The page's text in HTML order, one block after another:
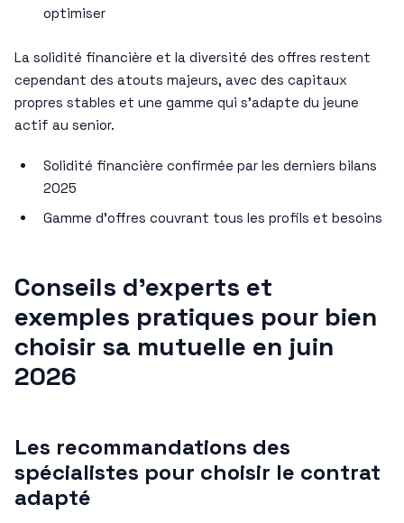
optimiser
La solidité financière et la diversité des offres restent
cependant des atouts majeurs, avec des capitaux
propres stables et une gamme qui s’adapte du jeune
actif au senior.
Solidité financière confirmée par les derniers bilans
2025
Gamme d’offres couvrant tous les profils et besoins
Conseils d’experts et
exemples pratiques pour bien
choisir sa mutuelle en juin
2026
Les recommandations des
spécialistes pour choisir le contrat
adapté